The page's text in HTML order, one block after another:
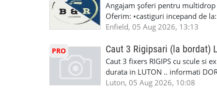
Angajam șoferi pentru
Oferim: •castiguri incepand de
pentru cei platitori de VAT si
status obligatoriu •varsta
compania aplica pentru
•oferim: - training platit (3 zile-
nedeterminata. -full time/ part-
Enfield, 05 Aug 2026, 13:13
PRO Caut 3 Rigipsari (la bordat)
Caut 3 fixers RIGIPS cu scule si
durata in LUTON .. informati
Luton, 05 Aug 2026, 10:08